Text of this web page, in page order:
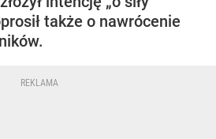
także o nawrócenie